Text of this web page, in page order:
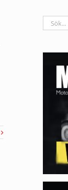
Sök
efter: